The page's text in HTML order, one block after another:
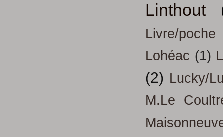
Linthout
Livre/poche
Lohéac (1)
(2) Lucky/
M.Le